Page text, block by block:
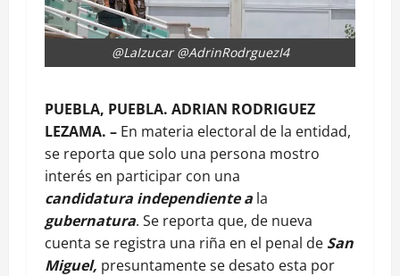
@LaIzucar @AdrinRodrguezI4
PUEBLA, PUEBLA. ADRIAN RODRIGUEZ
LEZAMA. – En materia electoral de la entidad,
se reporta que solo una persona mostro
interés en participar con una
candidatura independiente a la
gubernatura. Se reporta que, de nueva
cuenta se registra una riña en el penal de San
Miguel, presuntamente se desato esta por